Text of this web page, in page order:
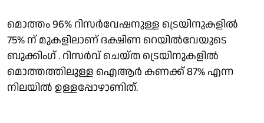
മൊത്തം 96% റിസർവേഷനുള്ള ട്രെയിനുകളിൽ
75% ന് മുകളിലാണ് ദക്ഷിണ റെയിൽവേയുടെ
ബുക്കിംഗ് . റിസർവ് ചെയ്ത ട്രെയിനുകളിൽ
മൊത്തത്തിലുള്ള ഐആർ കണക്ക് 87% എന്ന
നിലയിൽ ഉള്ളപ്പോഴാണിത്.